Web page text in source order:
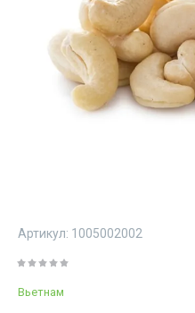
Артикул: 1005002002
Вьетнам